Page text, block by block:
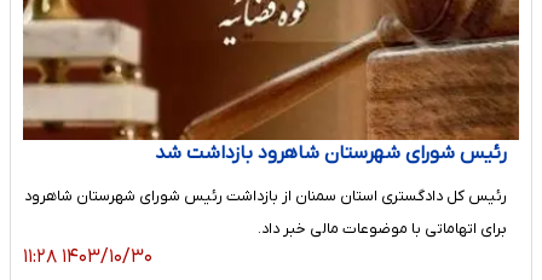
رئیس شورای شهرستان شاهرود بازداشت شد
رئیس کل دادگستری استان سمنان از بازداشت رئیس شورای شهرستان شاهرود
برای اتهاماتی با موضوعات مالی خبر داد.
۱۴۰۳/۱۰/۳۰ ۱۱:۲۸